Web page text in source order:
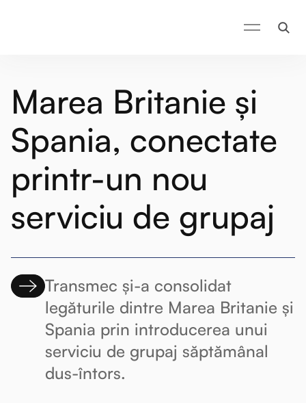
Marea Britanie și
Spania, conectate
printr-un nou
serviciu de grupaj
Transmec și-a consolidat
legăturile dintre Marea Britanie și
Spania prin introducerea unui
serviciu de grupaj săptămânal
dus-întors.